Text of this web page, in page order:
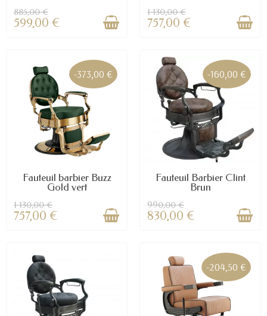
885,00 €
599,00 €
1 130,00 €
757,00 €
-373,00 €
Fauteuil barbier Buzz
Gold vert
1 130,00 €
757,00 €
-160,00 €
Fauteuil Barbier Clint
Brun
990,00 €
830,00 €
-204,50 €